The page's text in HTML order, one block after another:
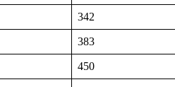
342
383
450